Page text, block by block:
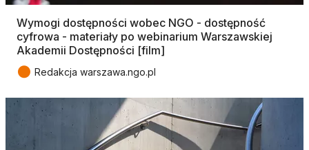
Wymogi dostępności wobec NGO - dostępność
cyfrowa - materiały po webinarium Warszawskiej
Akademii Dostępności [film]
● Redakcja warszawa.ngo.pl